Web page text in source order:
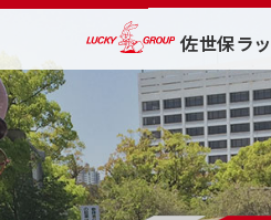
佐世保ラ